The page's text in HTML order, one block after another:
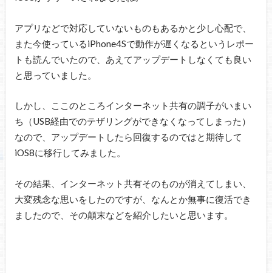
アプリなどで対応していないものもあるかと少し心配で、
また今使っているiPhone4Sで動作が遅くなるというレポー
トも読んでいたので、あえてアップデートしなくても良い
と思っていました。
しかし、ここのところインターネット共有の調子がいまい
ち（USB経由でのテザリングができなくなってしまった）
なので、アップデートしたら回復するのではと期待して
iOS8に移行してみました。
その結果、インターネット共有そのものが消えてしまい、
大変残念な思いをしたのですが、なんとか無事に復活でき
ましたので、その顛末などを紹介したいと思います。